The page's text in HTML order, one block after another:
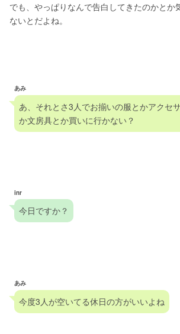
でも、やっぱりなんで告白してきたのかとか
ないとだよね。
あみ
あ、それとさ3人でお揃いの服とかアクセ
か文房具とか買いに行かない？
inr
今日ですか？
あみ
今度3人が空いてる休日の方がいいよね